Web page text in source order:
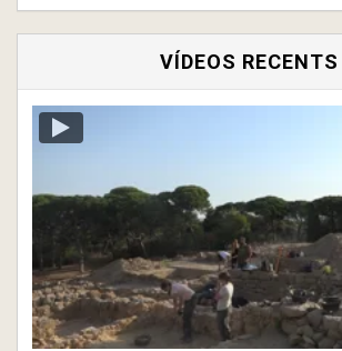
VÍDEOS RECENTS